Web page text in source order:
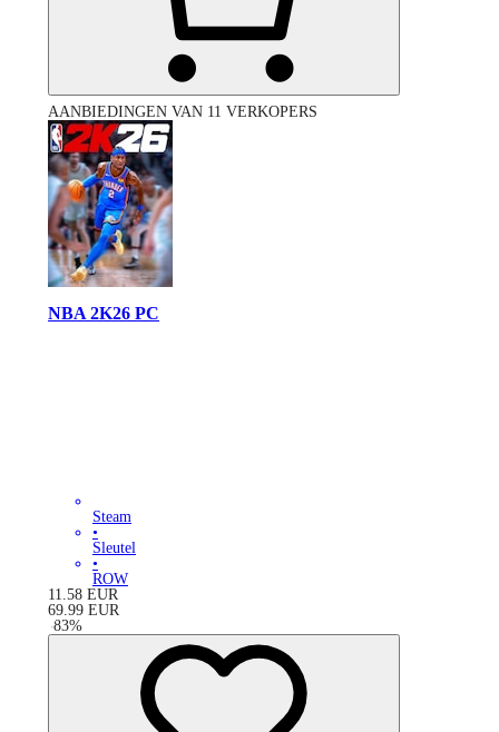
AANBIEDINGEN VAN 11 VERKOPERS
NBA 2K26 PC
Steam
•
Sleutel
•
ROW
11.58 EUR
69.99 EUR
-83%